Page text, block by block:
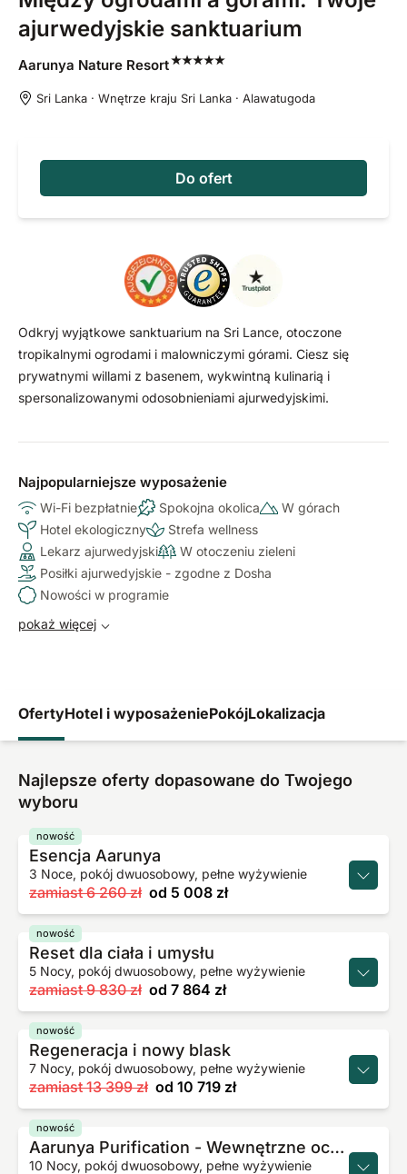
ajurwedyjskie sanktuarium
Aarunya Nature Resort
Sri Lanka · Wnętrze kraju Sri Lanka · Alawatugoda
Do ofert
Odkryj wyjątkowe sanktuarium na Sri Lance, otoczone
tropikalnymi ogrodami i malowniczymi górami. Ciesz się
prywatnymi willami z basenem, wykwintną kulinarią i
spersonalizowanymi odosobnieniami ajurwedyjskimi.
Najpopularniejsze wyposażenie
Wi-Fi bezpłatnie Spokojna okolica
W górach
Hotel ekologiczny
Strefa wellness
Lekarz ajurwedyjski
W otoczeniu zieleni
Posiłki ajurwedyjskie - zgodne z Dosha
Nowości w programie
pokaż więcej
OfertyHotel i wyposażeniePokójLokalizacja
Najlepsze oferty dopasowane do Twojego
wyboru
Esencja Aarunya
3 Noce, pokój dwuosobowy, pełne wyżywienie
zamiast 6 260 zł od 5 008 zł
nowość
Reset dla ciała i umysłu
5 Nocy, pokój dwuosobowy, pełne wyżywienie
zamiast 9 830 zł od 7 864 zł
nowość
Regeneracja i nowy blask
7 Nocy, pokój dwuosobowy, pełne wyżywienie
zamiast 13 399 zł od 10 719 zł
nowość
Aarunya Purification - Wewnętrzne oczyszczenie i równowaga
10 Nocy, pokój dwuosobowy, pełne wyżywienie
nowość